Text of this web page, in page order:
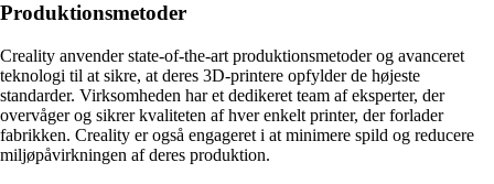
Produktionsmetoder
Creality anvender state-of-the-art produktionsmetoder og avanceret
teknologi til at sikre, at deres 3D-printere opfylder de højeste
standarder. Virksomheden har et dedikeret team af eksperter, der
overvåger og sikrer kvaliteten af hver enkelt printer, der forlader
fabrikken. Creality er også engageret i at minimere spild og reducere
miljøpåvirkningen af deres produktion.